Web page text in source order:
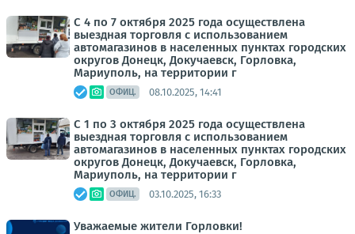
С 4 по 7 октября 2025 года осуществлена
выездная торговля с использованием
автомагазинов в населенных пунктах городских
округов Донецк, Докучаевск, Горловка,
Мариуполь, на территории г
ОФИЦ. 08.10.2025, 14:41
С 1 по 3 октября 2025 года осуществлена
выездная торговля с использованием
автомагазинов в населенных пунктах городских
округов Донецк, Докучаевск, Горловка,
Мариуполь, на территории г
ОФИЦ. 03.10.2025, 16:33
Уважаемые жители Горловки!